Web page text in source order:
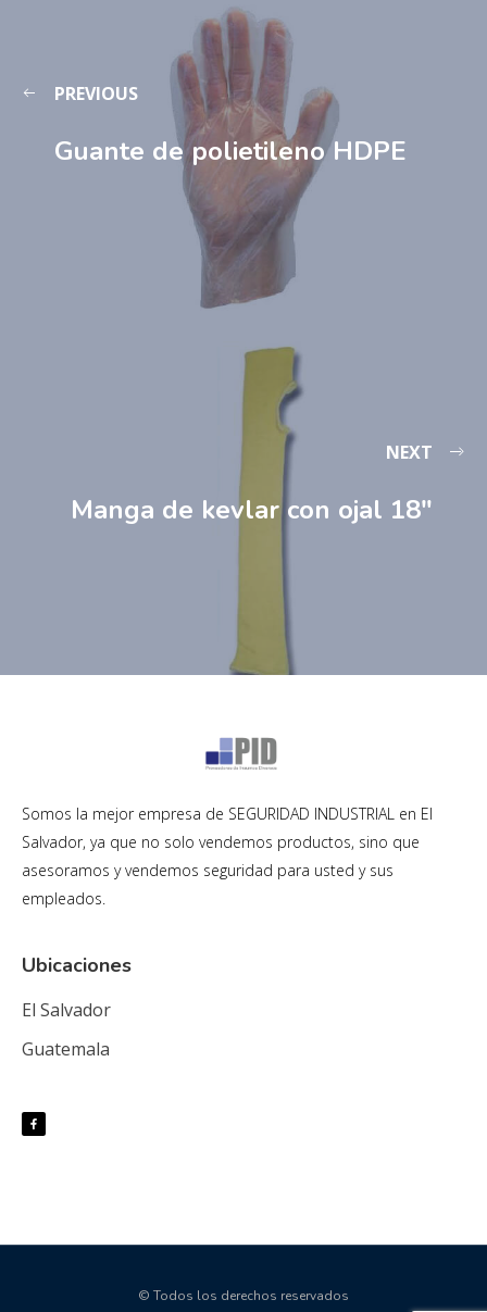
PREVIOUS
Guante de polietileno HDPE
NEXT
Manga de kevlar con ojal 18″
Somos la mejor empresa de SEGURIDAD INDUSTRIAL en El
Salvador, ya que no solo vendemos productos, sino que
asesoramos y vendemos seguridad para usted y sus
empleados.
Ubicaciones
El Salvador
Guatemala
© Todos los derechos reservados